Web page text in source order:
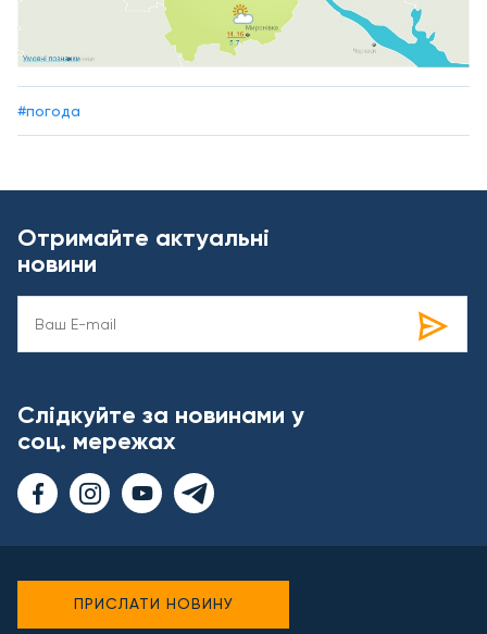
#погода
Отримайте актуальні
новини
Слідкуйте за новинами у
соц. мережах
ПРИСЛАТИ НОВИНУ